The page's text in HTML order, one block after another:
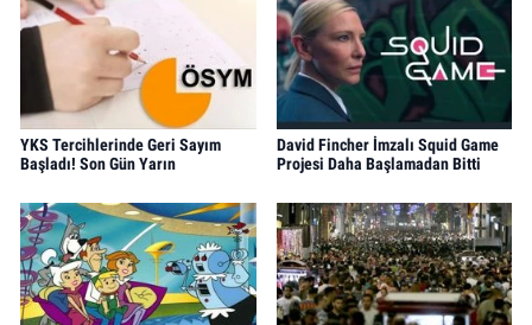
YKS Tercihlerinde Geri Sayım
Başladı! Son Gün Yarın
David Fincher İmzalı Squid Game
Projesi Daha Başlamadan Bitti